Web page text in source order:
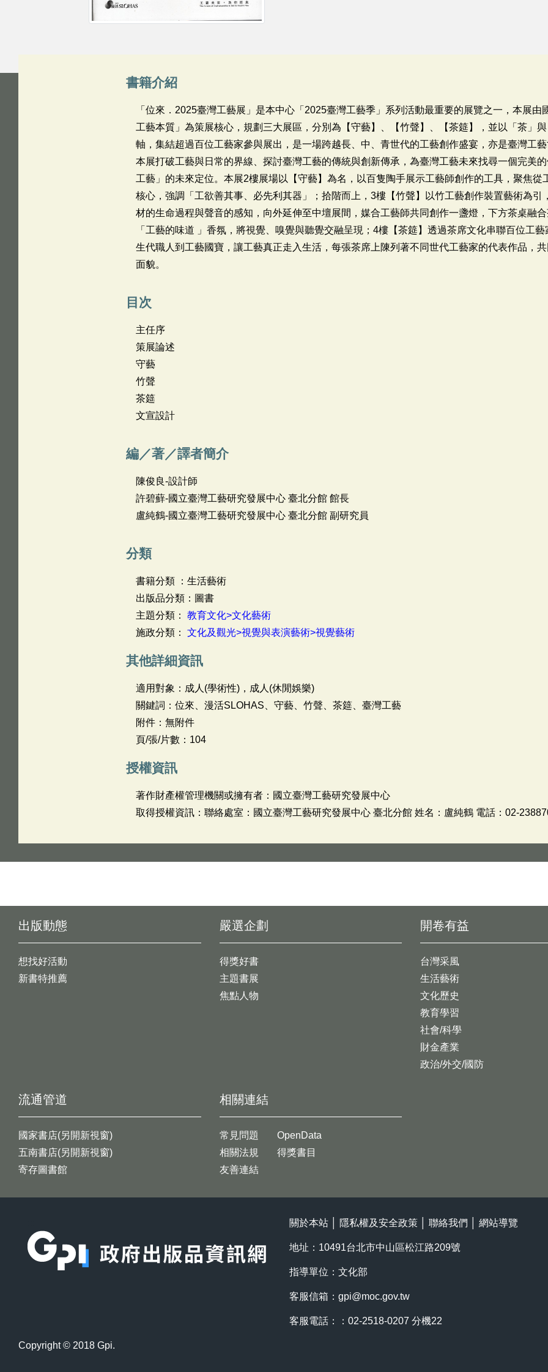
書籍介紹
「位來．2025臺灣工藝展」是本中心「2025臺灣工藝季」系列活動最重要的展覽之一，本展由
工藝本質」為策展核心，規劃三大展區，分別為【守藝】、【竹聲】、【茶筵】，並以「茶」
軸，集結超過百位工藝家參與展出，是一場跨越長、中、青世代的工藝創作盛宴，亦是臺灣工藝
本展打破工藝與日常的界線、探討臺灣工藝的傳統與創新傳承，為臺灣工藝未來找尋一個完美
工藝」的未來定位。本展2樓展場以【守藝】為名，以百隻陶手展示工藝師創作的工具，聚焦從
核心，強調「工欲善其事、必先利其器」；拾階而上，3樓【竹聲】以竹工藝創作裝置藝術為引
材的生命過程與聲音的感知，向外延伸至中壇展間，媒合工藝師共同創作一盞燈，下方茶桌融
「工藝的味道 」香氛，將視覺、嗅覺與聽覺交融呈現；4樓【茶筵】透過茶席文化串聯百位工
生代職人到工藝國寶，讓工藝真正走入生活，每張茶席上陳列著不同世代工藝家的代表作品，
面貌。
目次
主任序
策展論述
守藝
竹聲
茶筵
文宣設計
編／著／譯者簡介
陳俊良-設計師
許碧蘚-國立臺灣工藝研究發展中心 臺北分館 館長
盧純鶴-國立臺灣工藝研究發展中心 臺北分館 副研究員
分類
書籍分類 ：生活藝術
出版品分類：圖書
主題分類： 教育文化>文化藝術
施政分類： 文化及觀光>視覺與表演藝術>視覺藝術
其他詳細資訊
適用對象：成人(學術性)，成人(休閒娛樂)
關鍵詞：位來、漫活SLOHAS、守藝、竹聲、茶筵、臺灣工藝
附件：無附件
頁/張/片數：104
授權資訊
著作財產權管理機關或擁有者：國立臺灣工藝研究發展中心
取得授權資訊：聯絡處室：國立臺灣工藝研究發展中心 臺北分館 姓名：盧純鶴 電話：02-
出版動態
想找好活動
新書特推薦
開卷有益
台灣采風
生活藝術
文化歷史
教育學習
社會/科學
財金產業
政治/外交/國防
嚴選企劃
得獎好書
主題書展
焦點人物
流通管道
國家書店(另開新視窗)
五南書店(另開新視窗)
寄存圖書館
相關連結
常見問題
相關法規
友善連結
OpenData
得獎書目
關於本站 隱私權及安全政策 聯絡我們 網站導覽
地址：10491台北市中山區松江路209號
指導單位：文化部
客服信箱： gpi@moc.gov.tw
客服電話：：02-2518-0207 分機22
Copyright © 2018 Gpi.